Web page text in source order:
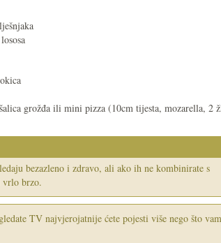
grožđa ili mini pizza (10cm tijesta, mozarella, 2
bezazleno i zdravo, ali ako ih ne kombinirate s
vrlo brzo.
TV najvjerojatnije ćete pojesti više nego što vam